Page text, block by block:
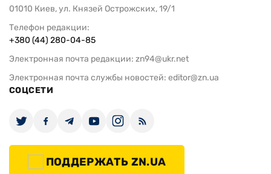
01010 Киев, ул. Князей Острожских, 19/1
Телефон редакции:
+380 (44) 280-04-85
Электронная почта редакции: zn94@ukr.net
Электронная почта службы новостей: editor@zn.ua
СОЦСЕТИ
ПОДДЕРЖАТЬ ZN.UA